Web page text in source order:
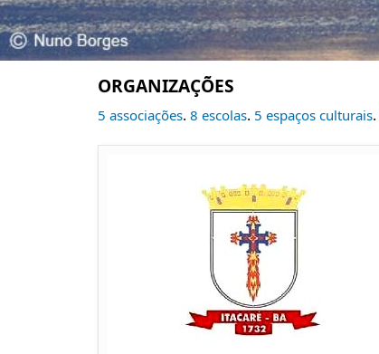
ORGANIZAÇÕES
5 associações. 8 escolas. 5 espaços culturais.